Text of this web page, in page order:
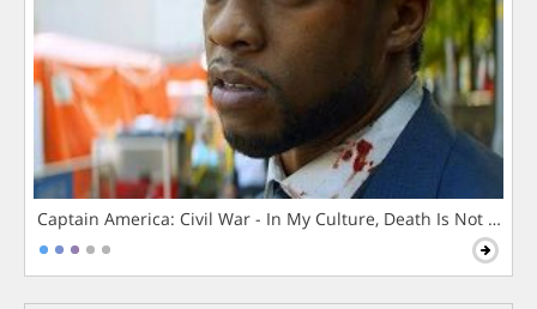
Captain America: Civil War - In My Culture, Death Is Not The